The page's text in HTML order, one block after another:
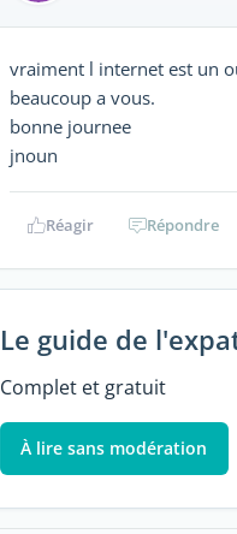
vraiment l internet est un
beaucoup a vous.
bonne journee
jnoun
Réagir Répondre
Le guide de
Complet et gratuit
À lire sans modération